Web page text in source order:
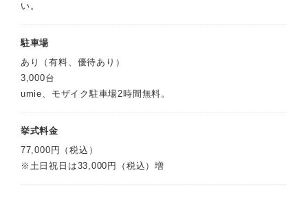
い。
駐車場
あり（有料、優待あり）
3,000台
umie、モザイク駐車場2時間無料。
挙式料金
77,000円（税込）
※土日祝日は33,000円（税込）増